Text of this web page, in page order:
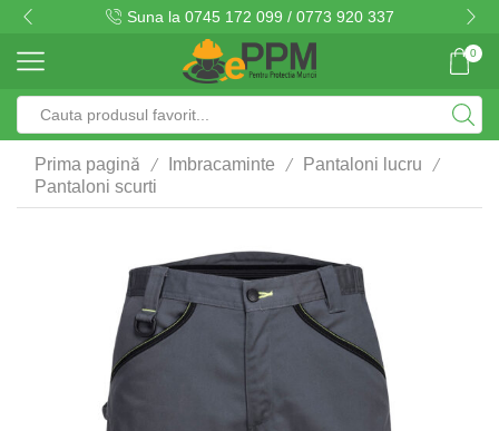
Suna la 0745 172 099 / 0773 920 337
0
input
Prima pagină / Imbracaminte / Pantaloni lucru /
Pantaloni scurti